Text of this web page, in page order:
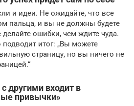
и идеи. Не ожидайте, что все
пальца, и вы не должны будете
делайте ошибки, чем ждите чуда.
подводит итог: „Вы можете
страницу, но вы ничего не
другими входит в
привычки»